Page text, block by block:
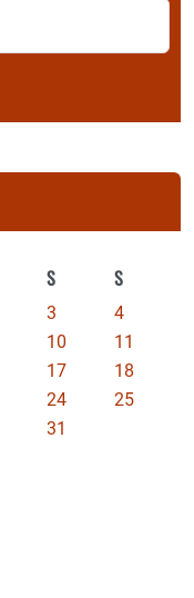
S S
3
4
10
11
17
18
24
25
31